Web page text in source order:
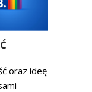
oraz ideę